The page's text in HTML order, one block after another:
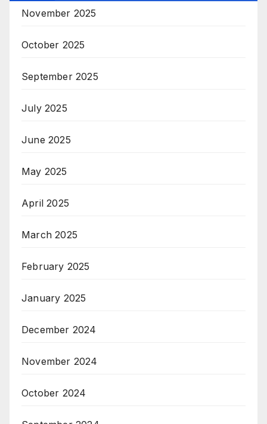
November 2025
October 2025
September 2025
July 2025
June 2025
May 2025
April 2025
March 2025
February 2025
January 2025
December 2024
November 2024
October 2024